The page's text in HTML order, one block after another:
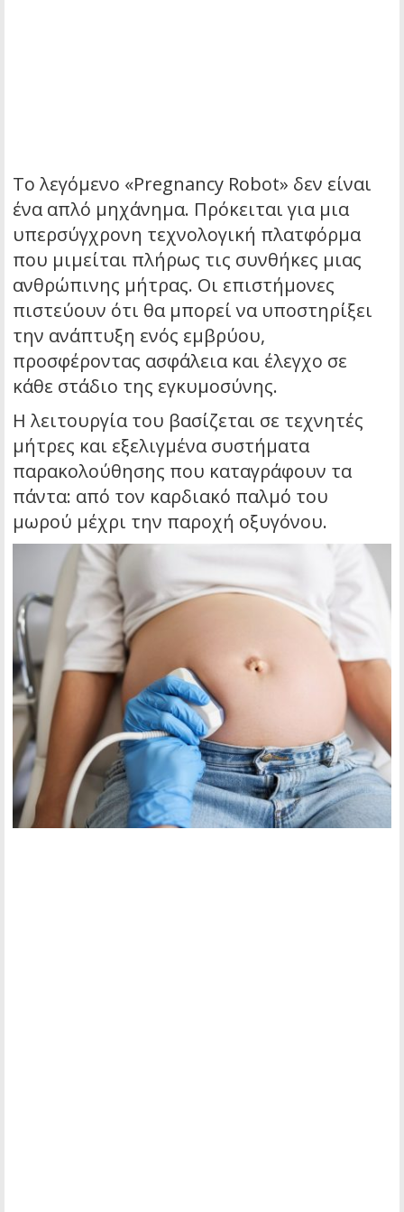
Το λεγόμενο «Pregnancy Robot» δεν είναι
ένα απλό μηχάνημα. Πρόκειται για μια
υπερσύγχρονη τεχνολογική πλατφόρμα
που μιμείται πλήρως τις συνθήκες μιας
ανθρώπινης μήτρας. Οι επιστήμονες
πιστεύουν ότι θα μπορεί να υποστηρίξει
την ανάπτυξη ενός εμβρύου,
προσφέροντας ασφάλεια και έλεγχο σε
κάθε στάδιο της εγκυμοσύνης.
Η λειτουργία του βασίζεται σε τεχνητές
μήτρες και εξελιγμένα συστήματα
παρακολούθησης που καταγράφουν τα
πάντα: από τον καρδιακό παλμό του
μωρού μέχρι την παροχή οξυγόνου.